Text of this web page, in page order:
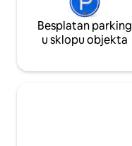
Besplatan parking
u sklopu objekta